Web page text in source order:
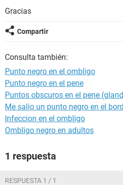
Gracias
Compartir
Consulta también:
Punto negro en el ombligo
Punto negro en el pene
Puntos obscuros en el pene
Me salio un punto negro en el
Infeccion en el ombligo
Ombligo negro en adultos
1 respuesta
RESPUESTA 1 / 1